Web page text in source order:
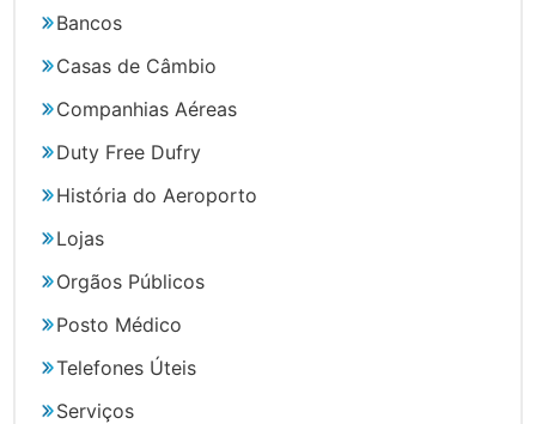
Bancos
Casas de Câmbio
Companhias Aéreas
Duty Free Dufry
História do Aeroporto
Lojas
Orgãos Públicos
Posto Médico
Telefones Úteis
Serviços